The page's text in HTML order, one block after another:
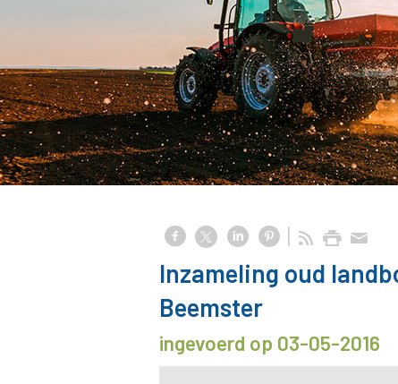
Inzameling oud
Beemster
ingevoerd op 03-05-2016